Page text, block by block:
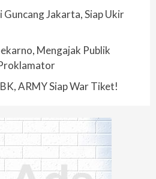
Guncang Jakarta, Siap Ukir
Mengajak Publik
ARMY Siap War Tiket!